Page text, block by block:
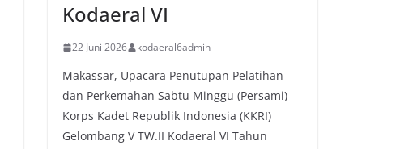
Kodaeral VI
22 Juni 2026 kodaeral6admin
Makassar, Upacara Penutupan Pelatihan
dan Perkemahan Sabtu Minggu (Persami)
Korps Kadet Republik Indonesia (KKRI)
Gelombang V TW.II Kodaeral VI Tahun